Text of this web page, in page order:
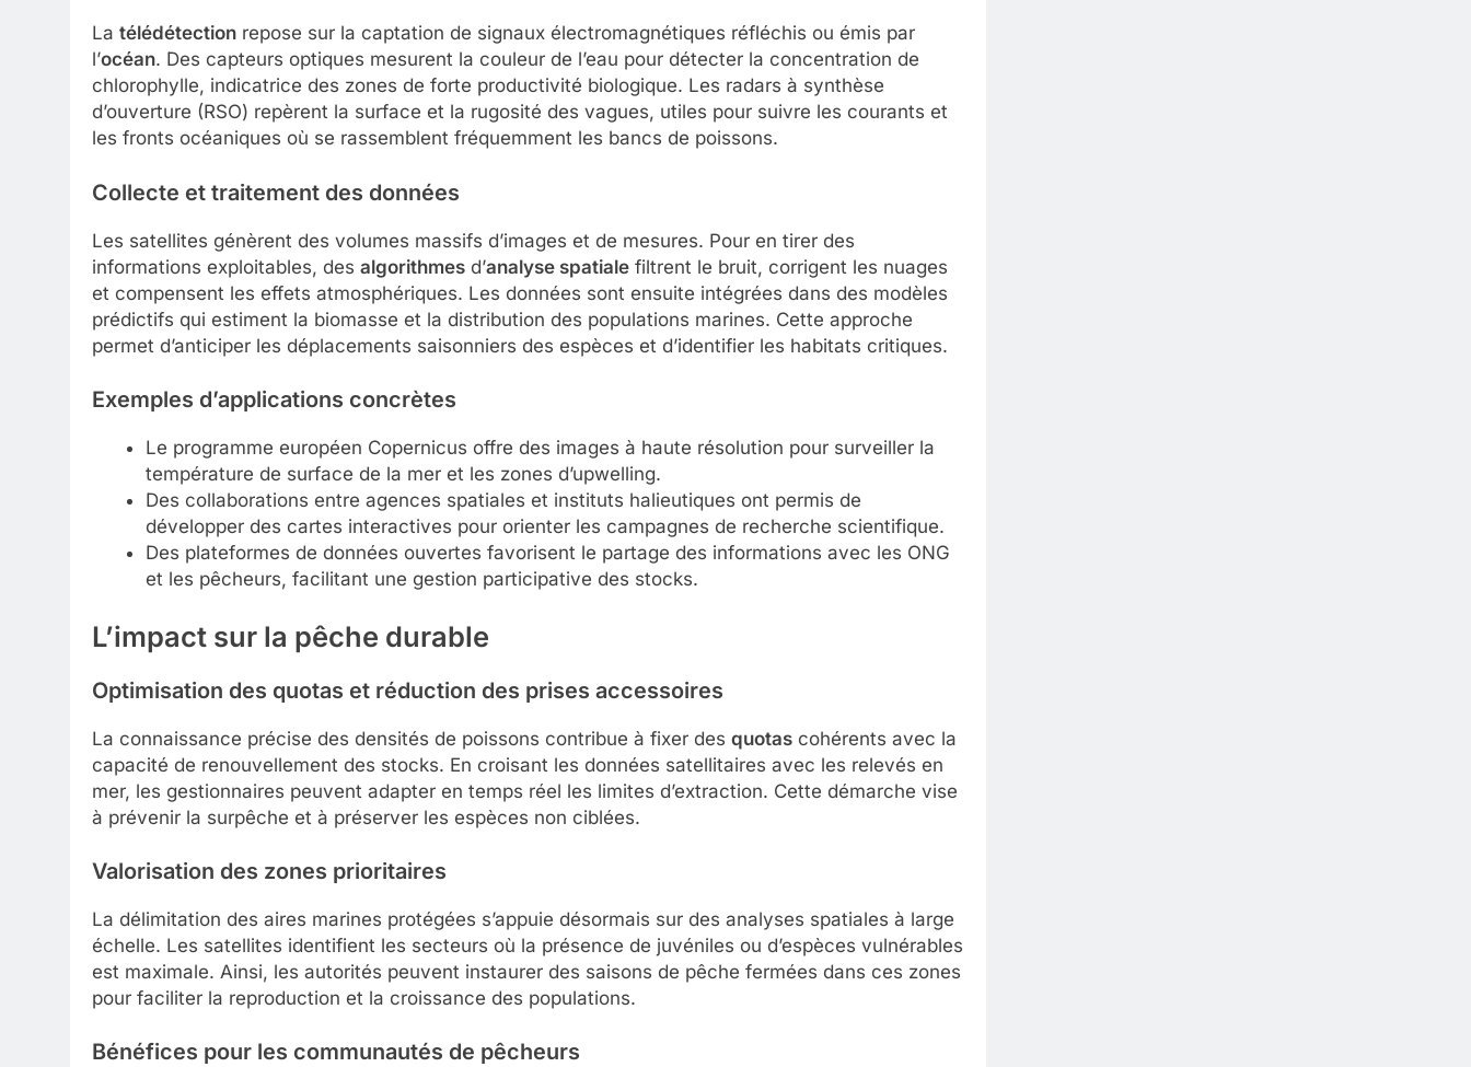
La télédétection repose sur la captation de signaux électromagnétiques réfléchis ou émis par
l’océan. Des capteurs optiques mesurent la couleur de l’eau pour détecter la concentration de
chlorophylle, indicatrice des zones de forte productivité biologique. Les radars à synthèse
d’ouverture (RSO) repèrent la surface et la rugosité des vagues, utiles pour suivre les courants et
les fronts océaniques où se rassemblent fréquemment les bancs de poissons.
Collecte et traitement des données
Les satellites génèrent des volumes massifs d’images et de mesures. Pour en tirer des
informations exploitables, des algorithmes d’analyse spatiale filtrent le bruit, corrigent les nuages
et compensent les effets atmosphériques. Les données sont ensuite intégrées dans des modèles
prédictifs qui estiment la biomasse et la distribution des populations marines. Cette approche
permet d’anticiper les déplacements saisonniers des espèces et d’identifier les habitats critiques.
Exemples d’applications concrètes
Le programme européen Copernicus offre des images à haute résolution pour surveiller la
température de surface de la mer et les zones d’upwelling.
Des collaborations entre agences spatiales et instituts halieutiques ont permis de
développer des cartes interactives pour orienter les campagnes de recherche scientifique.
Des plateformes de données ouvertes favorisent le partage des informations avec les ONG
et les pêcheurs, facilitant une gestion participative des stocks.
L’impact sur la pêche durable
Optimisation des quotas et réduction des prises accessoires
La connaissance précise des densités de poissons contribue à fixer des quotas cohérents avec la
capacité de renouvellement des stocks. En croisant les données satellitaires avec les relevés en
mer, les gestionnaires peuvent adapter en temps réel les limites d’extraction. Cette démarche vise
à prévenir la surpêche et à préserver les espèces non ciblées.
Valorisation des zones prioritaires
La délimitation des aires marines protégées s’appuie désormais sur des analyses spatiales à large
échelle. Les satellites identifient les secteurs où la présence de juvéniles ou d’espèces vulnérables
est maximale. Ainsi, les autorités peuvent instaurer des saisons de pêche fermées dans ces zones
pour faciliter la reproduction et la croissance des populations.
Bénéfices pour les communautés de pêcheurs